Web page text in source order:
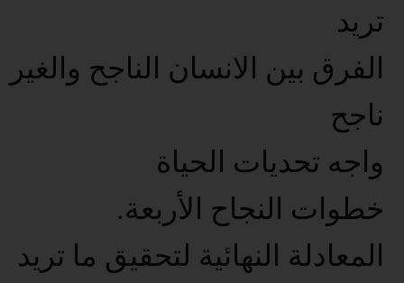
تريد
الفرق بين الانسان الناجح والغير
ناجح
واجه تحديات الحياة
خطوات النجاح الأربعة.
المعادلة النهائية لتحقيق ما تريد